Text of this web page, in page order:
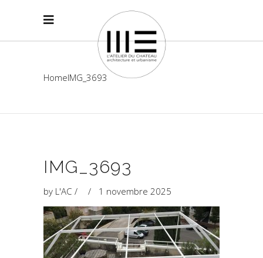
HomeIMG_3693
IMG_3693
by L'AC 1 novembre 2025